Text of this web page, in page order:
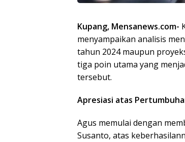
Kupang, Mensanews.com-
menyampaikan analisis
tahun 2024 maupun
tiga poin utama yang
tersebut.
Apresiasi atas
Agus memulai dengan
Susanto, atas